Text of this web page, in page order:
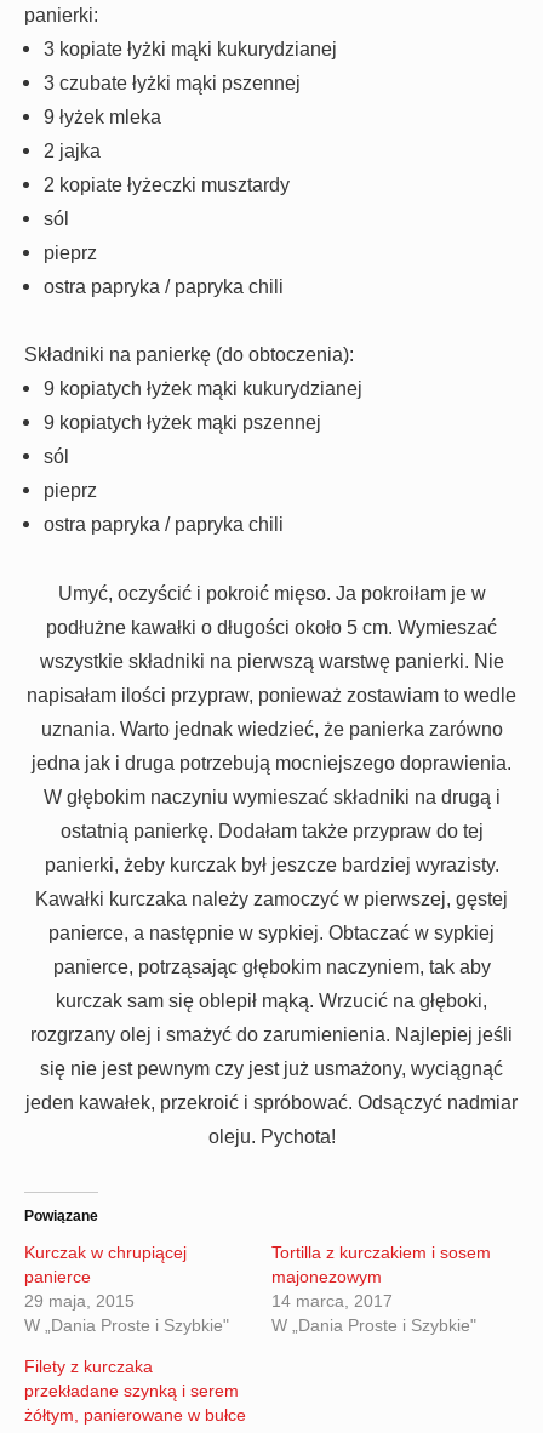
panierki:
3 kopiate łyżki mąki kukurydzianej
3 czubate łyżki mąki pszennej
9 łyżek mleka
2 jajka
2 kopiate łyżeczki musztardy
sól
pieprz
ostra papryka / papryka chili
Składniki na panierkę (do obtoczenia):
9 kopiatych łyżek mąki kukurydzianej
9 kopiatych łyżek mąki pszennej
sól
pieprz
ostra papryka / papryka chili
Umyć, oczyścić i pokroić mięso. Ja pokroiłam je w
podłużne kawałki o długości około 5 cm. Wymieszać
wszystkie składniki na pierwszą warstwę panierki. Nie
napisałam ilości przypraw, ponieważ zostawiam to wedle
uznania. Warto jednak wiedzieć, że panierka zarówno
jedna jak i druga potrzebują mocniejszego doprawienia.
W głębokim naczyniu wymieszać składniki na drugą i
ostatnią panierkę. Dodałam także przypraw do tej
panierki, żeby kurczak był jeszcze bardziej wyrazisty.
Kawałki kurczaka należy zamoczyć w pierwszej, gęstej
panierce, a następnie w sypkiej. Obtaczać w sypkiej
panierce, potrząsając głębokim naczyniem, tak aby
kurczak sam się oblepił mąką. Wrzucić na głęboki,
rozgrzany olej i smażyć do zarumienienia. Najlepiej jeśli
się nie jest pewnym czy jest już usmażony, wyciągnąć
jeden kawałek, przekroić i spróbować. Odsączyć nadmiar
oleju. Pychota!
Powiązane
Kurczak w chrupiącej
panierce
29 maja, 2015
W „Dania Proste i Szybkie"
Tortilla z kurczakiem i sosem
majonezowym
14 marca, 2017
W „Dania Proste i Szybkie"
Filety z kurczaka
przekładane szynką i serem
żółtym, panierowane w bułce